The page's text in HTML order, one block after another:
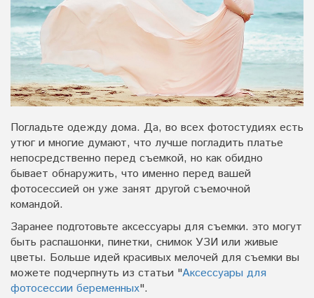
Погладьте одежду дома. Да, во всех фотостудиях есть
утюг и многие думают, что лучше погладить платье
непосредственно перед съемкой, но как обидно
бывает обнаружить, что именно перед вашей
фотосессией он уже занят другой съемочной
командой.
Заранее подготовьте аксессуары для съемки. это могут
быть распашонки, пинетки, снимок УЗИ или живые
цветы. Больше идей красивых мелочей для съемки вы
можете подчерпнуть из статьи "Аксессуары для
фотосессии беременных".